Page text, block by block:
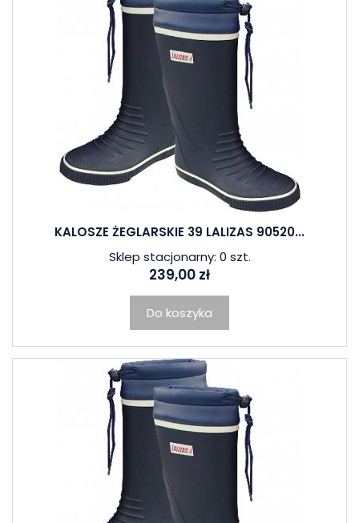
KALOSZE ŻEGLARSKIE 39 LALIZAS 90520...
Sklep stacjonarny: 0 szt.
239,00 zł
Do koszyka